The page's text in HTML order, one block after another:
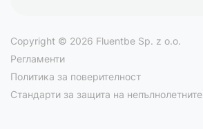
Copyright © 2026 Fluentbe Sp. z o.o.
Регламенти
Политика за поверителност
Стандарти за защита на непълнолетните